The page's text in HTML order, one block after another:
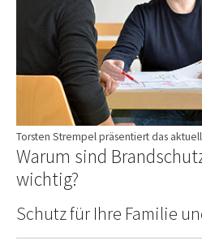
Torsten Strempel präsentiert das
Warum sind
wichtig?
Schutz für Ihre Familie